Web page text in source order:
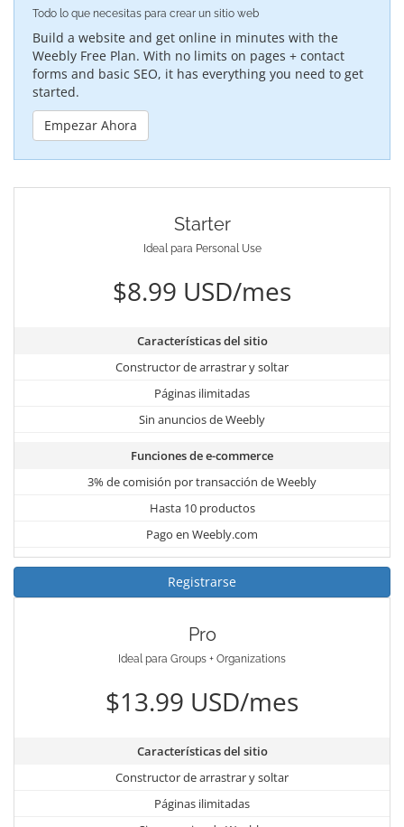
Todo lo que necesitas para crear un sitio web
Build a website and get online in minutes with the
Weebly Free Plan. With no limits on pages + contact
forms and basic SEO, it has everything you need to get
started.
Empezar Ahora
Starter
Ideal para Personal Use
$8.99 USD/mes
Características del sitio
Constructor de arrastrar y soltar
Páginas ilimitadas
Sin anuncios de Weebly
Funciones de e-commerce
3% de comisión por transacción de Weebly
Hasta 10 productos
Pago en Weebly.com
Registrarse
Pro
Ideal para Groups + Organizations
$13.99 USD/mes
Características del sitio
Constructor de arrastrar y soltar
Páginas ilimitadas